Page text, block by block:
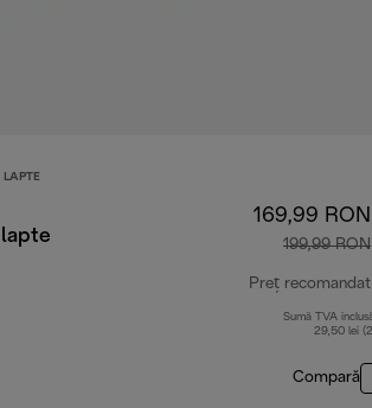
LAPTE
169,99 RON
199,99 RON
Preț recomandat
Sumă TVA
29,50 lei
Compară